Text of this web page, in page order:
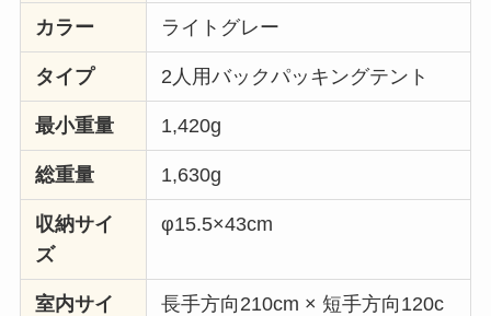
カラー ライトグレー
タイプ 2人用バックパッキングテント
最小重量 1,420g
総重量 1,630g
収納サイ
ズ
φ15.5×43cm
室内サイ
長手方向210cm × 短手方向120c